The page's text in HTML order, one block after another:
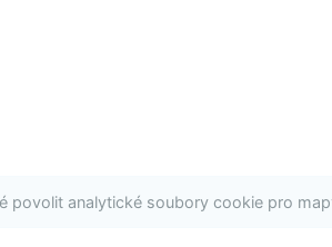
povolit analytické soubory cookie pro